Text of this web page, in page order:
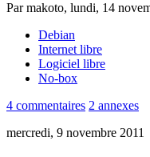
Par makoto, lundi, 14
Debian
Internet libre
Logiciel libre
No-box
4 commentaires 2 annexes
mercredi, 9 novembre 2011